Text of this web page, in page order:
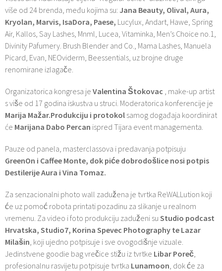
više od 24 brenda, među kojima su: Jana Beauty, Olival, Aura,
Kryolan, Marvis, IsaDora, Paese, Lucylux, Andart, Hawe, Spring
Air, Kallos, Say Lashes, Mnml, Lucea, Vitaminka, Men’s Choice no.1,
Divinity Pafumery. Brush Blender and Co., Mama Lashes, Manuela
Picard, Evan, NEOviderm, Beessentials, uz brojne druge
renomirane izlagače.
Organizatorica kongresa je Valentina Štokovac , make-up artist
s više od 17 godina iskustva u struci. Moderatorica konferencije je
Marija Mažar.Produkciju i protokol samog događaja koordinirat
će Marijana Dabo Percan ispred Tijara event managementa.
Pauze od panela, masterclassova i predavanja potpisuju
GreenOn i Caffee Monte, dok piće dobrodošlice nosi potpis
Destilerije Aura i Vina Tomaz.
Za senzacionalni photo wall zadužena je tvrtka ReWALLution koji
će uz pomoć robota printati pozadinu za slikanje u realnom
vremenu. Za video i foto produkciju zaduženi su Studio podcast
Hrvatska, Studio7, Korina Spevec Photography te Lazar
Milašin , koji ujedno potpisuje i sve ovogodišnje vizuale.
Jedinstvene goodie bag vrečice stižu iz tvrtke Libar Poreč
profesionalnu rasvijetu potpisuje tvrtka Lunamoon , dok će za